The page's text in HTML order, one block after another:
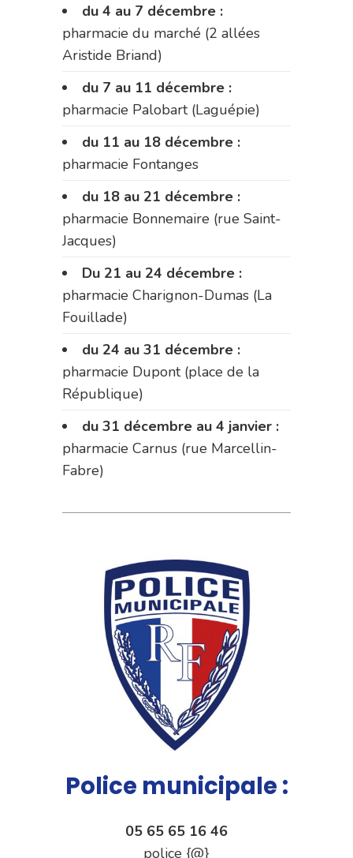
du 4 au 7 décembre :
pharmacie du marché (2 allées
Aristide Briand)
du 7 au 11 décembre :
pharmacie Palobart (Laguépie)
du 11 au 18 décembre :
pharmacie Fontanges
du 18 au 21 décembre :
pharmacie Bonnemaire (rue Saint-
Jacques)
Du 21 au 24 décembre :
pharmacie Charignon-Dumas (La
Fouillade)
du 24 au 31 décembre :
pharmacie Dupont (place de la
République)
du 31 décembre au 4 janvier :
pharmacie Carnus (rue Marcellin-
Fabre)
Police municipale :
05 65 65 16 46
police {@}